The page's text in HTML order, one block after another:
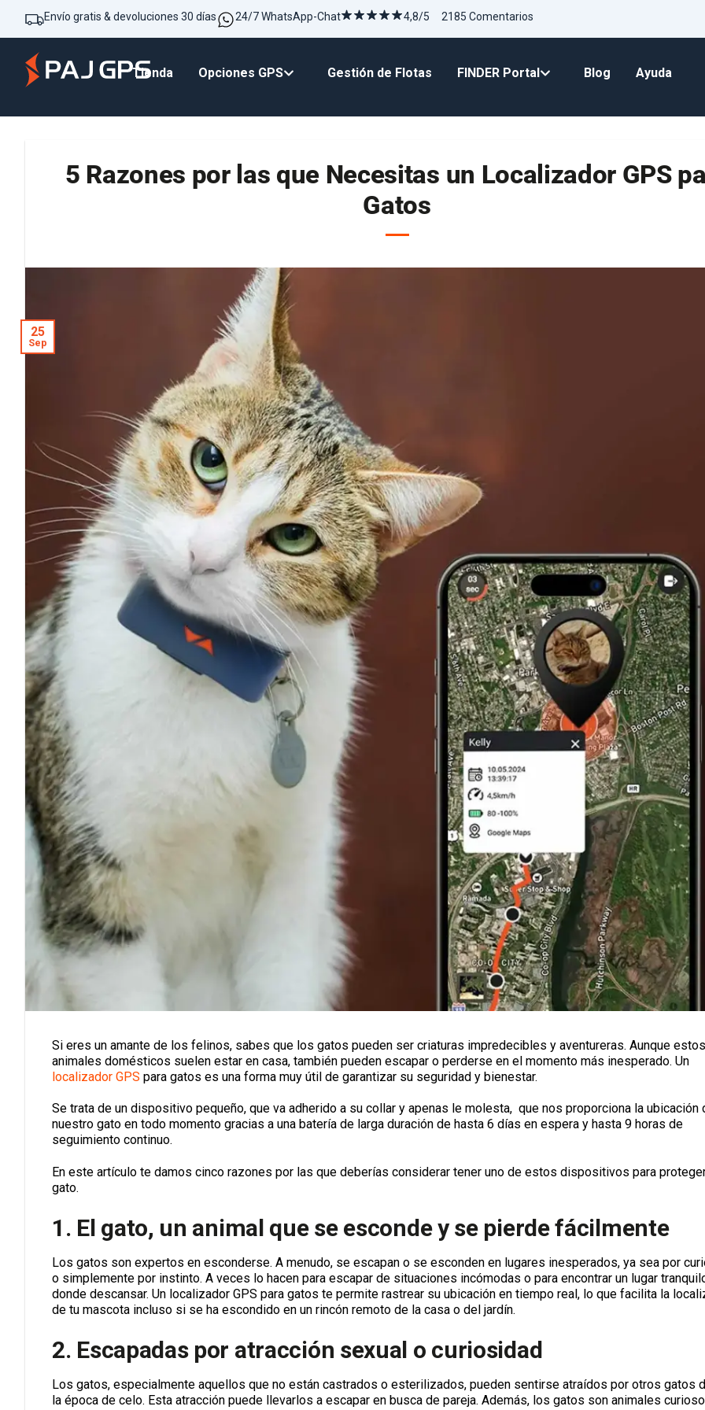
Envío gratis & devoluciones 30 días 24/7 WhatsApp-Chat 4,8/5 2185 Comentarios
Tienda Opciones GPS Gestión de Flotas FINDER Portal Blog Ayuda
5 Razones por las que Necesitas un Localizador GPS
Gatos
25
Sep
Si eres un amante de los felinos, sabes que los gatos pueden ser criaturas impredecibles y aventureras. Aunque estos
animales domésticos suelen estar en casa, también pueden escapar o perderse en el momento más inesperado. Un
localizador GPS para gatos es una forma muy útil de garantizar su seguridad y bienestar.
Se trata de un dispositivo pequeño, que va adherido a su collar y apenas le molesta, que nos proporciona la ubicación
nuestro gato en todo momento gracias a una batería de larga duración de hasta 6 días en espera y hasta 9 horas de
seguimiento continuo.
En este artículo te damos cinco razones por las que deberías considerar tener uno de estos dispositivos para
gato.
1. El gato, un animal que se esconde y se pierde fácilmente
Los gatos son expertos en esconderse. A menudo, se escapan o se esconden en lugares inesperados, ya sea por
o simplemente por instinto. A veces lo hacen para escapar de situaciones incómodas o para encontrar un lugar
donde descansar. Un localizador GPS para gatos te permite rastrear su ubicación en tiempo real, lo que facilita la
de tu mascota incluso si se ha escondido en un rincón remoto de la casa o del jardín.
2. Escapadas por atracción sexual o curiosidad
Los gatos, especialmente aquellos que no están castrados o esterilizados, pueden sentirse atraídos por otros gatos
la época de celo. Esta atracción puede llevarlos a escapar en busca de pareja. Además, los gatos son animales